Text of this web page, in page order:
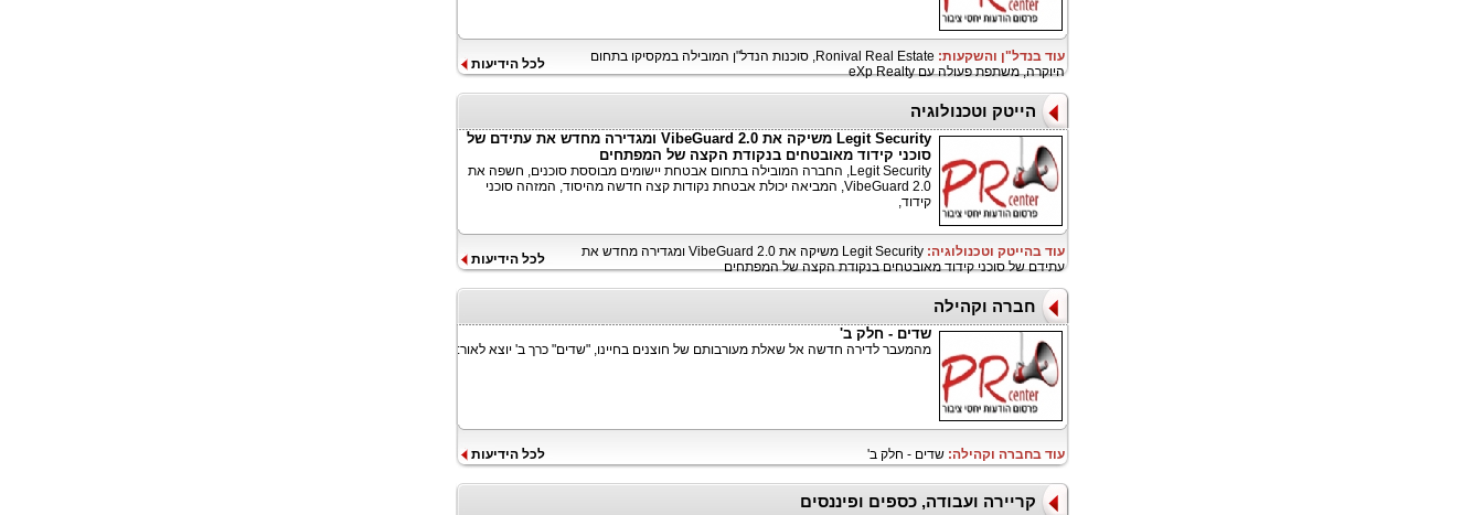
עוד בנדל"ן והשקעות:
Ronival Real Estate, סוכנות הנדל"ן המובילה במקסיקו בתחום
היוקרה, משתפת פעולה עם eXp Realty
לכל הידיעות
הייטק וטכנולוגיה
Legit Security משיקה את VibeGuard 2.0 ומגדירה מחדש את עתידם של
סוכני קידוד מאובטחים בנקודת הקצה של המפתחים
Legit Security, החברה המובילה בתחום אבטחת יישומים מבוססת סוכנים, חשפה את
VibeGuard 2.0, המביאה יכולת אבטחת נקודות קצה חדשה מהיסוד, המזהה סוכני
קידוד,
עוד בהייטק וטכנולוגיה:
Legit Security משיקה את VibeGuard 2.0 ומגדירה מחדש את
עתידם של סוכני קידוד מאובטחים בנקודת הקצה של המפתחים
לכל הידיעות
חברה וקהילה
שדים - חלק ב'
מהמעבר לדירה חדשה אל שאלת מעורבותם של חוצנים בחיינו, "שדים" כרך ב' יוצא לאור:
עוד בחברה וקהילה: שדים - חלק ב' לכל הידיעות
קריירה ועבודה, כספים ופיננסים